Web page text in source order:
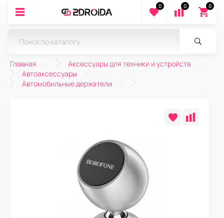
0 0 0
Главная
Аксессуары для техники и устройств
Автоаксессуары
Автомобильные держатели